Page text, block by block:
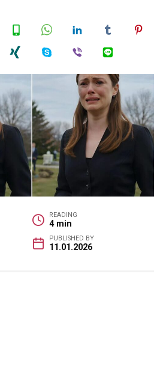
READING
4 min
PUBLISHED BY
11.01.2026